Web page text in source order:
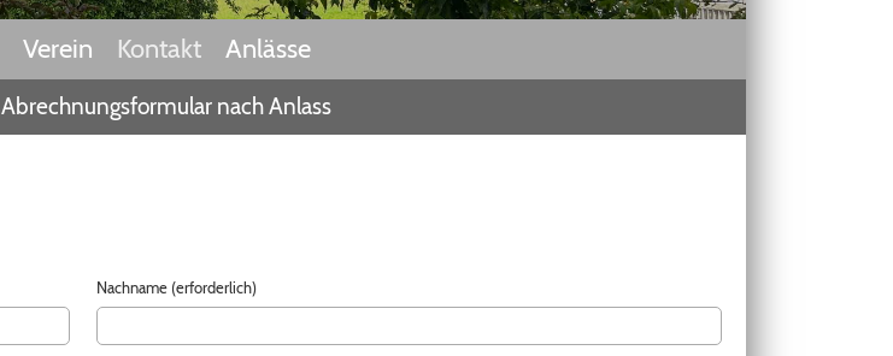
Verein Kontakt Anlässe
Abrechnungsformular nach Anlass
Nachname (erforderlich)